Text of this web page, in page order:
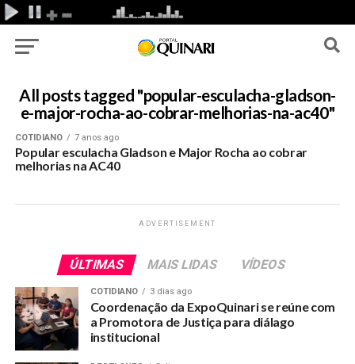
All posts tagged "popular-esculacha-gladson-
e-major-rocha-ao-cobrar-melhorias-na-ac40"
COTIDIANO 7 anos ago
Popular esculacha Gladson e Major Rocha ao cobrar
melhorias na AC40
ADVERTISEMENT
ÚLTIMAS MAIS LIDAS VÍDEOS
COTIDIANO 3 dias ago
Coordenação da ExpoQuinari se reúne com
a Promotora de Justiça para diálago
institucional